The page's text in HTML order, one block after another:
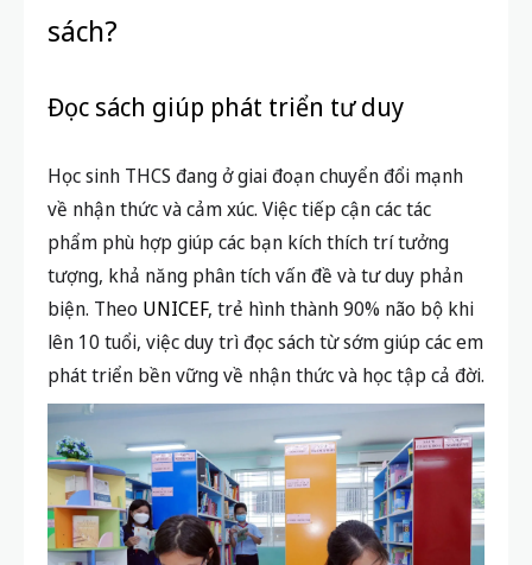
sách?
Đọc sách giúp phát triển tư duy
Học sinh THCS đang ở giai đoạn chuyển đổi mạnh
về nhận thức và cảm xúc. Việc tiếp cận các tác
phẩm phù hợp giúp các bạn kích thích trí tưởng
tượng, khả năng phân tích vấn đề và tư duy phản
biện. Theo UNICEF, trẻ hình thành 90% não bộ khi
lên 10 tuổi, việc duy trì đọc sách từ sớm giúp các em
phát triển bền vững về nhận thức và học tập cả đời.